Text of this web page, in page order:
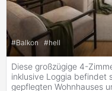
#Balkon #hell
Diese großzügige 4-
inklusive Loggia befindet
gepflegten Wohnhauses